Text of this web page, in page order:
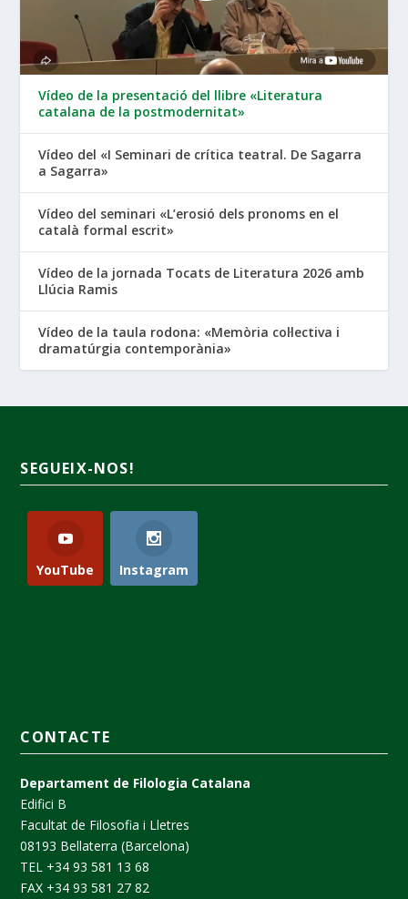
Vídeo de la presentació del llibre «Literatura
catalana de la postmodernitat»
Vídeo del «I Seminari de crítica teatral. De Sagarra
a Sagarra»
Vídeo del seminari «L’erosió dels pronoms en el
català formal escrit»
Vídeo de la jornada Tocats de Literatura 2026 amb
Llúcia Ramis
Vídeo de la taula rodona: «Memòria col·lectiva i
dramatúrgia contemporània»
SEGUEIX-NOS!
YouTube Instagram
CONTACTE
Departament de Filologia Catalana
Edifici B
Facultat de Filosofia i Lletres
08193 Bellaterra (Barcelona)
TEL +34 93 581 13 68
FAX +34 93 581 27 82